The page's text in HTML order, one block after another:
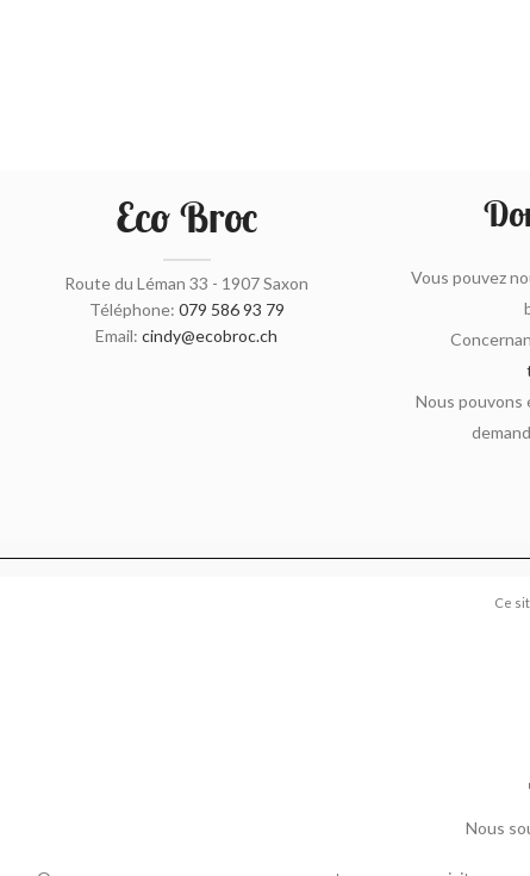
Eco Broc
Route du Léman 33 - 1907 Saxon
Téléphone: 079 586 93 79
Email:cindy@ecobroc.ch
Vous pouvez
Nous pouvons
Ce
Nous